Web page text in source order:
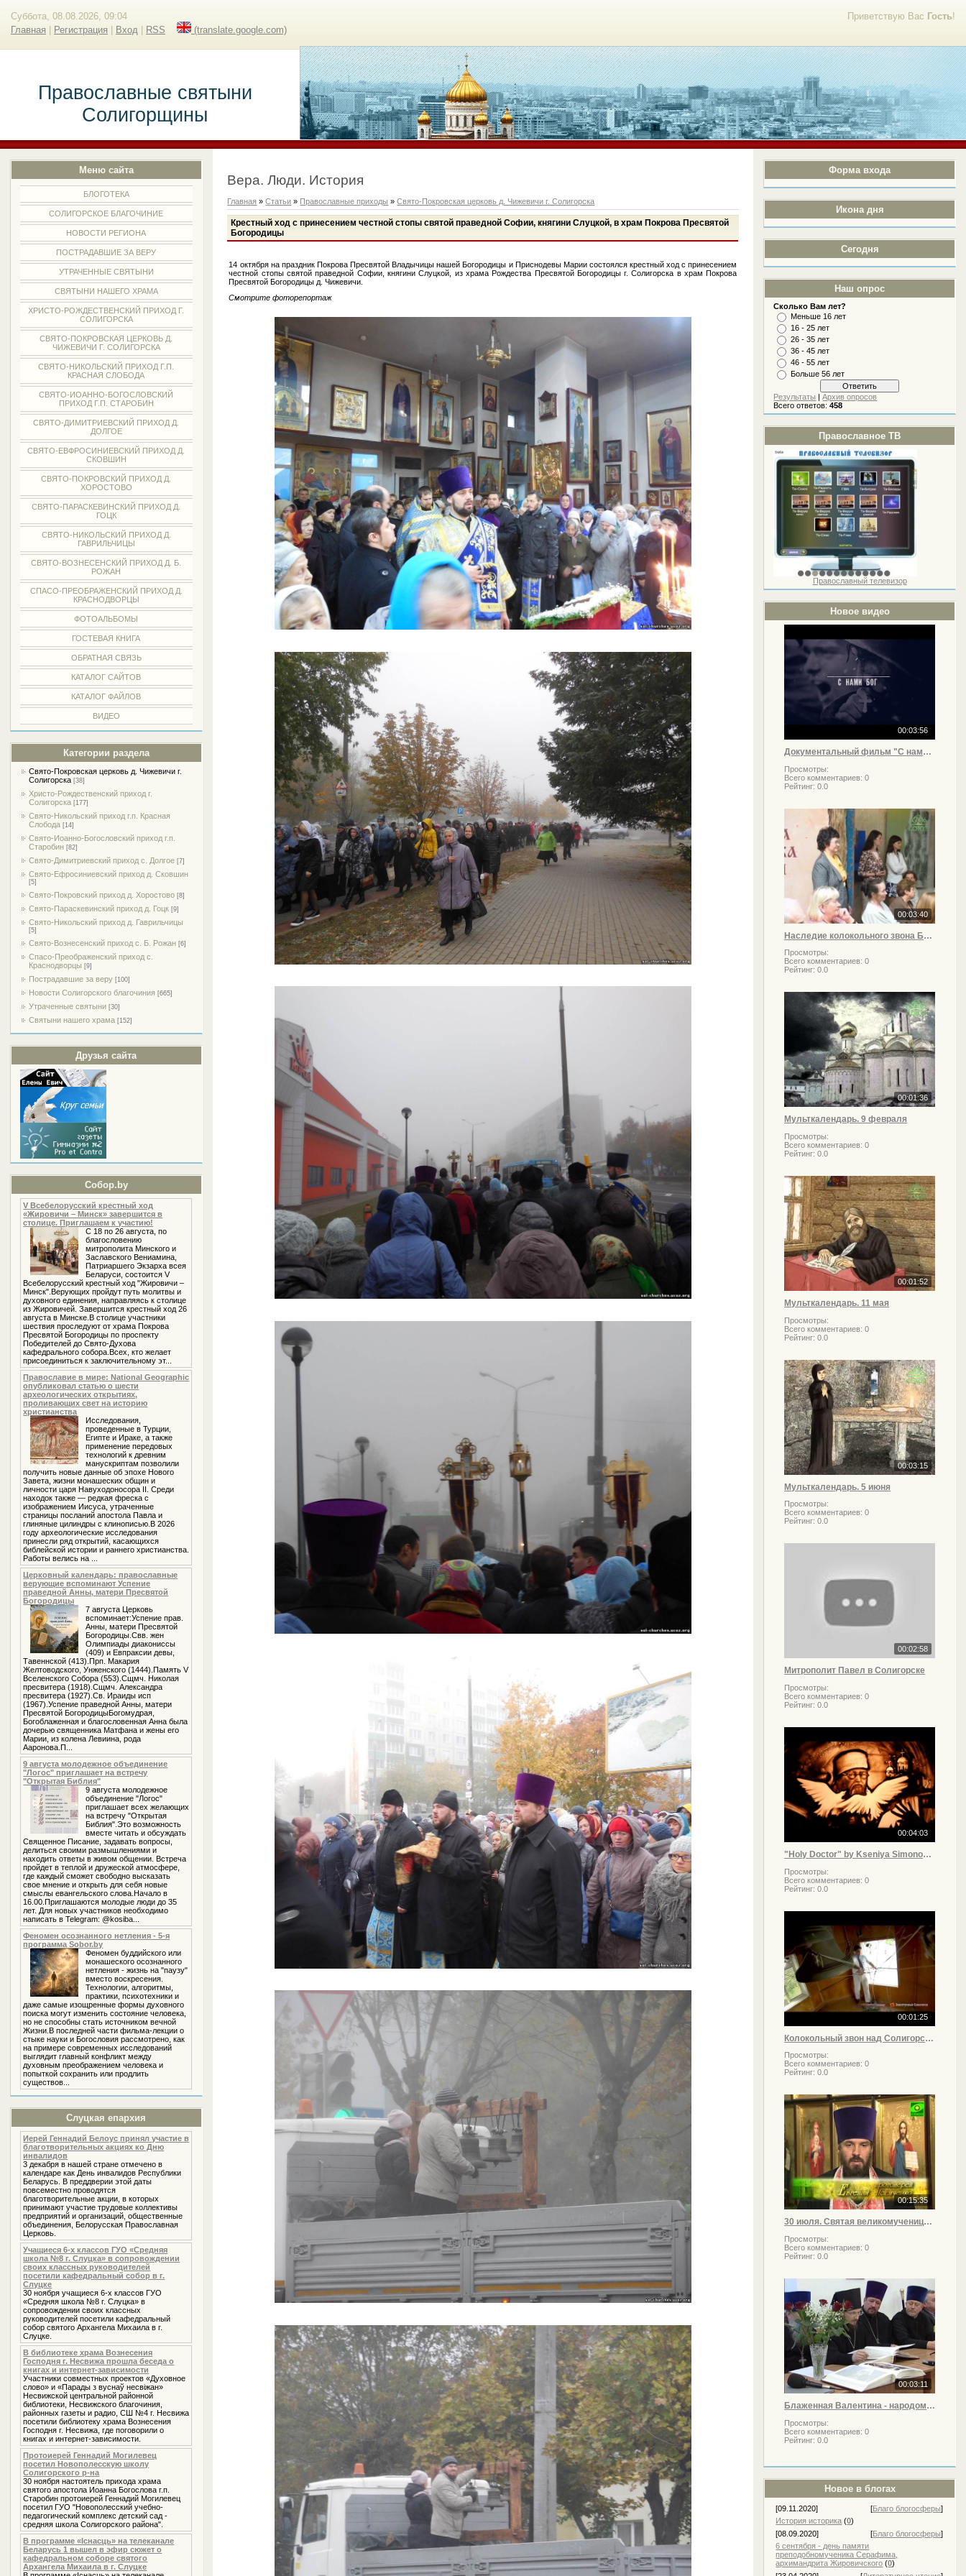
Приветствую Вас Гость!
Суббота, 08.08.2026, 09:04
Главная
Регистрация Вход RSS (translate.google.com)
Православные святыни
Солигорщины
Меню сайта
БЛОГОТЕКА
СОЛИГОРСКОЕ БЛАГОЧИНИЕ
НОВОСТИ РЕГИОНА
ПОСТРАДАВШИЕ ЗА ВЕРУ
УТРАЧЕННЫЕ СВЯТЫНИ
СВЯТЫНИ НАШЕГО ХРАМА
ХРИСТО-РОЖДЕСТВЕНСКИЙ ПРИХОД Г.
СОЛИГОРСКА
СВЯТО-ПОКРОВСКАЯ ЦЕРКОВЬ Д.
ЧИЖЕВИЧИ Г. СОЛИГОРСКА
СВЯТО-НИКОЛЬСКИЙ ПРИХОД Г.П.
КРАСНАЯ СЛОБОДА
СВЯТО-ИОАННО-БОГОСЛОВСКИЙ
ПРИХОД Г.П. СТАРОБИН
СВЯТО-ДИМИТРИЕВСКИЙ ПРИХОД Д.
ДОЛГОЕ
СВЯТО-ЕВФРОСИНИЕВСКИЙ ПРИХОД Д.
СКОВШИН
СВЯТО-ПОКРОВСКИЙ ПРИХОД Д.
ХОРОСТОВО
СВЯТО-ПАРАСКЕВИНСКИЙ ПРИХОД Д.
ГОЦК
СВЯТО-НИКОЛЬСКИЙ ПРИХОД Д.
ГАВРИЛЬЧИЦЫ
СВЯТО-ВОЗНЕСЕНСКИЙ ПРИХОД Д. Б.
РОЖАН
СПАСО-ПРЕОБРАЖЕНСКИЙ ПРИХОД Д.
КРАСНОДВОРЦЫ
ФОТОАЛЬБОМЫ
ГОСТЕВАЯ КНИГА
ОБРАТНАЯ СВЯЗЬ
КАТАЛОГ САЙТОВ
КАТАЛОГ ФАЙЛОВ
ВИДЕО
Категории раздела
Свято-Покровская церковь д. Чижевичи г.
Солигорска [38]
Христо-Рождественский приход г.
Солигорска [177]
Свято-Никольский приход г.п. Красная
Слобода [14]
Свято-Иоанно-Богословский приход г.п.
Старобин [82]
Свято-Димитриевский приход с. Долгое [7]
Свято-Ефросиниевский приход д. Сковшин
[5]
Свято-Покровский приход д. Хоростово [8]
Свято-Параскевинский приход д. Гоцк [9]
Свято-Никольский приход д. Гаврильчицы
[5]
Свято-Вознесенский приход с. Б. Рожан [6]
Спасо-Преображенский приход с.
Краснодворцы [9]
Пострадавшие за веру [100]
Новости Солигорского благочиния [665]
Утраченные святыни [30]
Святыни нашего храма [152]
Друзья сайта
Собор.by
V Всебелорусский крестный ход
«Жировичи – Минск» завершится в
столице. Приглашаем к участию!
С 18 по 26 августа, по
благословению
митрополита Минского и
Заславского Вениамина,
Патриаршего Экзарха всея
Беларуси, состоится V
Всебелорусский крестный ход "Жировичи –
Минск".Верующих пройдут путь молитвы и
духовного единения, направляясь к столице
из Жировичей. Завершится крестный ход 26
августа в Минске.В столице участники
шествия проследуют от храма Покрова
Пресвятой Богородицы по проспекту
Победителей до Свято-Духова
кафедрального собора.Всех, кто желает
присоединиться к заключительному эт...
Православие в мире: National Geographic
опубликовал статью о шести
археологических открытиях,
проливающих свет на историю
христианства
Исследования,
проведенные в Турции,
Египте и Ираке, а также
применение передовых
технологий к древним
манускриптам позволили
получить новые данные об эпохе Нового
Завета, жизни монашеских общин и
личности царя Навуходоносора II. Среди
находок также — редкая фреска с
изображением Иисуса, утраченные
страницы посланий апостола Павла и
глиняные цилиндры с клинописью.В 2026
году археологические исследования
принесли ряд открытий, касающихся
библейской истории и раннего христианства.
Работы велись на ...
Церковный календарь: православные
верующие вспоминают Успение
праведной Анны, матери Пресвятой
Богородицы
7 августа Церковь
вспоминает:Успение прав.
Анны, матери Пресвятой
Богородицы.Свв. жен
Олимпиады диакониссы
(409) и Евпраксии девы,
Тавеннской (413).Прп. Макария
Желтоводского, Унженского (1444).Память V
Вселенского Собора (553).Сщмч. Николая
пресвитера (1918).Сщмч. Александра
пресвитера (1927).Св. Ираиды исп
(1967).Успение праведной Анны, матери
Пресвятой БогородицыБогомудрая,
Богоблаженная и благословенная Анна была
дочерью священника Матфана и жены его
Марии, из колена Левиина, рода
Ааронова.П...
9 августа молодежное объединение
"Логос" приглашает на встречу
"Открытая Библия"
9 августа молодежное
объединение "Логос"
приглашает всех желающих
на встречу "Открытая
Библия".Это возможность
вместе читать и обсуждать
Священное Писание, задавать вопросы,
делиться своими размышлениями и
находить ответы в живом общении. Встреча
пройдет в теплой и дружеской атмосфере,
где каждый сможет свободно высказать
свое мнение и открыть для себя новые
смыслы евангельского слова.Начало в
16.00.Приглашаются молодые люди до 35
лет. Для новых участников необходимо
написать в Telegram: @kosiba...
Феномен осознанного нетления - 5-я
программа Sobor.by
Феномен буддийского или
монашеского осознанного
нетления - жизнь на "паузу"
вместо воскресения.
Технологии, алгоритмы,
практики, психотехники и
даже самые изощренные формы духовного
поиска могут изменить состояние человека,
но не способны стать источником вечной
Жизни.В последней части фильма-лекции о
стыке науки и Богословия рассмотрено, как
на примере современных исследований
выглядит главный конфликт между
духовным преображением человека и
попыткой сохранить или продлить
существов...
Слуцкая епархия
Иерей Геннадий Белоус принял участие в
благотворительных акциях ко Дню
инвалидов
3 декабря в нашей стране отмечено в
календаре как День инвалидов Республики
Беларусь. В преддверии этой даты
повсеместно проводятся
благотворительные акции, в которых
принимают участие трудовые коллективы
предприятий и организаций, общественные
объединения, Белорусская Православная
Церковь.
Учащиеся 6-х классов ГУО «Средняя
школа №8 г. Слуцка» в сопровождении
своих классных руководителей
посетили кафедральный собор в г.
Слуцке
30 ноября учащиеся 6-х классов ГУО
«Средняя школа №8 г. Слуцка» в
сопровождении своих классных
руководителей посетили кафедральный
собор святого Архангела Михаила в г.
Слуцке.
В библиотеке храма Вознесения
Господня г. Несвижа прошла беседа о
книгах и интернет-зависимости
Участники совместных проектов «Духовное
слово» и «Парады з вуснаў несвіжан»
Несвижской центральной районной
библиотеки, Несвижского благочиния,
районных газеты и радио, СШ №4 г. Несвижа
посетили библиотеку храма Вознесения
Господня г. Несвижа, где поговорили о
книгах и интернет-зависимости.
Протоиерей Геннадий Могилевец
посетил Новополесскую школу
Солигорского р-на
30 ноября настоятель прихода храма
святого апостола Иоанна Богослова г.п.
Старобин протоиерей Геннадий Могилевец
посетил ГУО "Новополесский учебно-
педагогический комплекс детский сад -
средняя школа Солигорского района".
В программе «Iснасць» на телеканале
Беларусь 1 вышел в эфир сюжет о
кафедральном соборе святого
Архангела Михаила в г. Слуцке
Форма входа
Икона дня
Сегодня
Наш опрос
Сколько Вам лет?
Меньше 16 лет
16 - 25 лет
26 - 35 лет
36 - 45 лет
46 - 55 лет
Больше 56 лет
Результаты |Архив опросов
Всего ответов:458
Православное ТВ
Православный телевизор
Новое видео
00:03:56
Документальный фильм "С нами Бог"
Просмотры:
Всего комментариев:0
Рейтинг:0.0
00:03:40
Наследие колокольного звона Белоруссии
Просмотры:
Всего комментариев:0
Рейтинг:0.0
00:01:36
Мульткалендарь. 9 февраля
Просмотры:
Всего комментариев:0
Рейтинг:0.0
00:01:52
Мульткалендарь. 11 мая
Просмотры:
Всего комментариев:0
Рейтинг:0.0
00:03:15
Мульткалендарь. 5 июня
Просмотры:
Всего комментариев:0
Рейтинг:0.0
00:02:58
Митрополит Павел в Солигорске
Просмотры:
Всего комментариев:0
Рейтинг:0.0
00:04:03
"Holy Doctor" by Kseniya Simonova - "Святой Врач"- фильм Ксении Симоновой (2013)
Просмотры:
Всего комментариев:0
Рейтинг:0.0
00:01:25
Колокольный звон над Солигорском
Просмотры:
Всего комментариев:0
Рейтинг:0.0
00:15:35
30 июля. Святая великомученица Марина
Просмотры:
Всего комментариев:0
Рейтинг:0.0
00:03:11
Блаженная Валентина - народом нареченная святой
Просмотры:
Всего комментариев:0
Рейтинг:0.0
Новое в блогах
[09.11.2020] [Благо блогосферы]
История историка (0)
[08.09.2020]
[Благо блогосферы]
6 сентября - день памяти
преподобномученика Серафима,
архимандрита Жировичского (0)
Вера. Люди. История
Главная »Статьи » Православные приходы »Свято-Покровская церковь д. Чижевичи г. Солигорска
Крестный ход с принесением честной стопы святой праведной Софии, княгини Слуцкой, в храм Покрова Пресвятой
Богородицы
14 октября на праздник Покрова Пресвятой Владычицы нашей Богородицы и Приснодевы Марии состоялся крестный ход с принесением
честной стопы святой праведной Софии, княгини Слуцкой, из храма Рождества Пресвятой Богородицы г. Солигорска в храм Покрова
Пресвятой Богородицы д. Чижевичи.
Смотрите фоторепортаж